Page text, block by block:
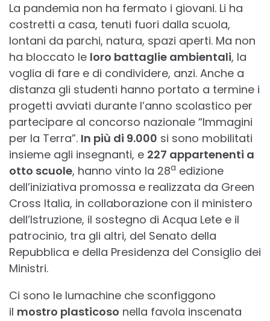
La pandemia non ha fermato i giovani. Li ha
costretti a casa, tenuti fuori dalla scuola,
lontani da parchi, natura, spazi aperti. Ma non
ha bloccato le loro battaglie ambientali, la
voglia di fare e di condividere, anzi. Anche a
distanza gli studenti hanno portato a termine i
progetti avviati durante l’anno scolastico per
partecipare al concorso nazionale “Immagini
per la Terra”. In più di 9.000 si sono mobilitati
insieme agli insegnanti, e 227 appartenenti a
otto scuole, hanno vinto la 28a edizione
dell’iniziativa promossa e realizzata da Green
Cross Italia, in collaborazione con il ministero
dell’Istruzione, il sostegno di Acqua Lete e il
patrocinio, tra gli altri, del Senato della
Repubblica e della Presidenza del Consiglio dei
Ministri.
Ci sono le lumachine che sconfiggono
il mostro plasticoso nella favola inscenata